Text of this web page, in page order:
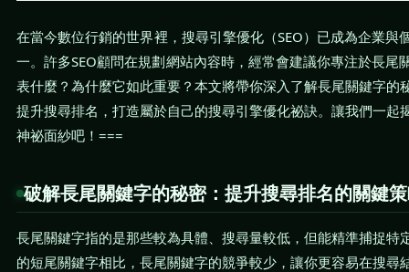
在當今數位行銷的世界裡，搜尋引擎優化（SEO）已成為企業與
一。許多SEO顧問在規劃網站內容時，經常會建議你專注於長尾
表什麼？為什麼它如此重要？本文將帶你深入了解長尾關鍵字的
提升搜尋排名，打造屬於自己的搜尋引擎優化祕訣。讓我們一起
神祕面紗吧！===
破解長尾關鍵字的秘密：提升搜尋排名的關鍵
長尾關鍵字指的是那些較為具體、搜尋量較低，但能精準捕捉特
的短尾關鍵字相比，長尾關鍵字的競爭較少，讓你更容易在搜尋